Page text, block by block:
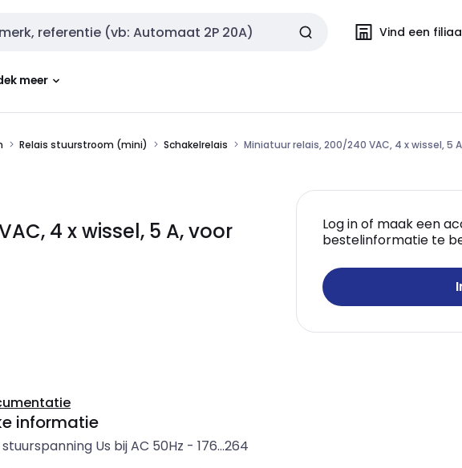
Vind een
meer
Relais stuurstroom (mini) Schakelrelais Miniatuur relais, 200/240 VAC, 4 x wissel, 5
4 x wissel, 5 A, voor
Log in of maak een
bestelinformatie te
informatie
Us bij AC 50Hz - 176...264